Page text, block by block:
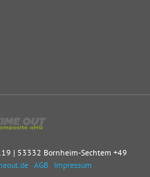
| 53332 Bornheim-Sechtem +49
AGB Impressum